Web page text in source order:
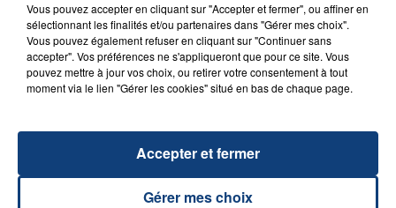
Movin' To The Sun
HUGEL & IMAEL ANGEL & ULTRA
NATE
RADIO CONTACT
Vous pouvez accepter en cliquant sur "Accepter et fermer", ou affiner en
sélectionnant les finalités et/ou partenaires dans "Gérer mes choix".
Vous pouvez également refuser en cliquant sur "Continuer sans
accepter". Vos préférences ne s'appliqueront que pour ce site. Vous
pouvez mettre à jour vos choix, ou retirer votre consentement à tout
moment via le lien "Gérer les cookies" situé en bas de chaque page.
Gérer mes choix
Accepter et fermer